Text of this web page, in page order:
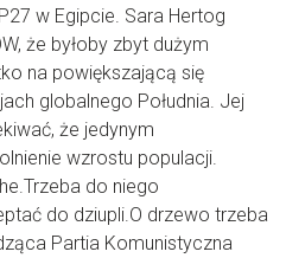
w Egipcie. Sara Hertog
że byłoby zbyt dużym
na powiększającą się
globalnego Południa. Jej
że jedynym
wzrostu populacji.
do niego
do dziupli.O drzewo trzeba
Partia Komunistyczna